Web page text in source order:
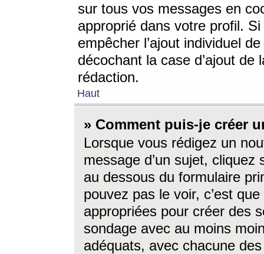
sur tous vos messages en
approprié dans votre profil.
empêcher l’ajout individuel
décochant la case d’ajout
rédaction.
Haut
» Comment puis-je créer
Lorsque vous rédigez un
message d’un sujet, cliquez
au dessous du formulaire
pouvez pas le voir, c’est
appropriées pour créer des
sondage avec au moins
adéquats, avec chacune